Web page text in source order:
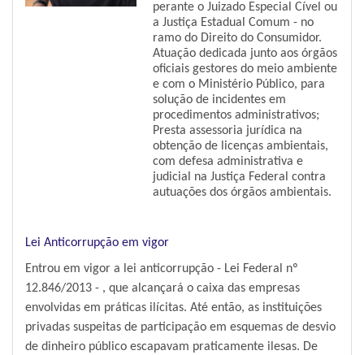
perante o Juizado Especial Cível ou
a Justiça Estadual Comum - no
ramo do Direito do Consumidor.
Atuação dedicada junto aos órgãos
oficiais gestores do meio ambiente
e com o Ministério Público, para
solução de incidentes em
procedimentos administrativos;
Presta assessoria jurídica na
obtenção de licenças ambientais,
com defesa administrativa e
judicial na Justiça Federal contra
autuações dos órgãos ambientais.
Lei Anticorrupção em vigor
Entrou em vigor a lei anticorrupção - Lei Federal nº
12.846/2013 - , que alcançará o caixa das empresas
envolvidas em práticas ilícitas. Até então, as instituições
privadas suspeitas de participação em esquemas de desvio
de dinheiro público escapavam praticamente ilesas. De